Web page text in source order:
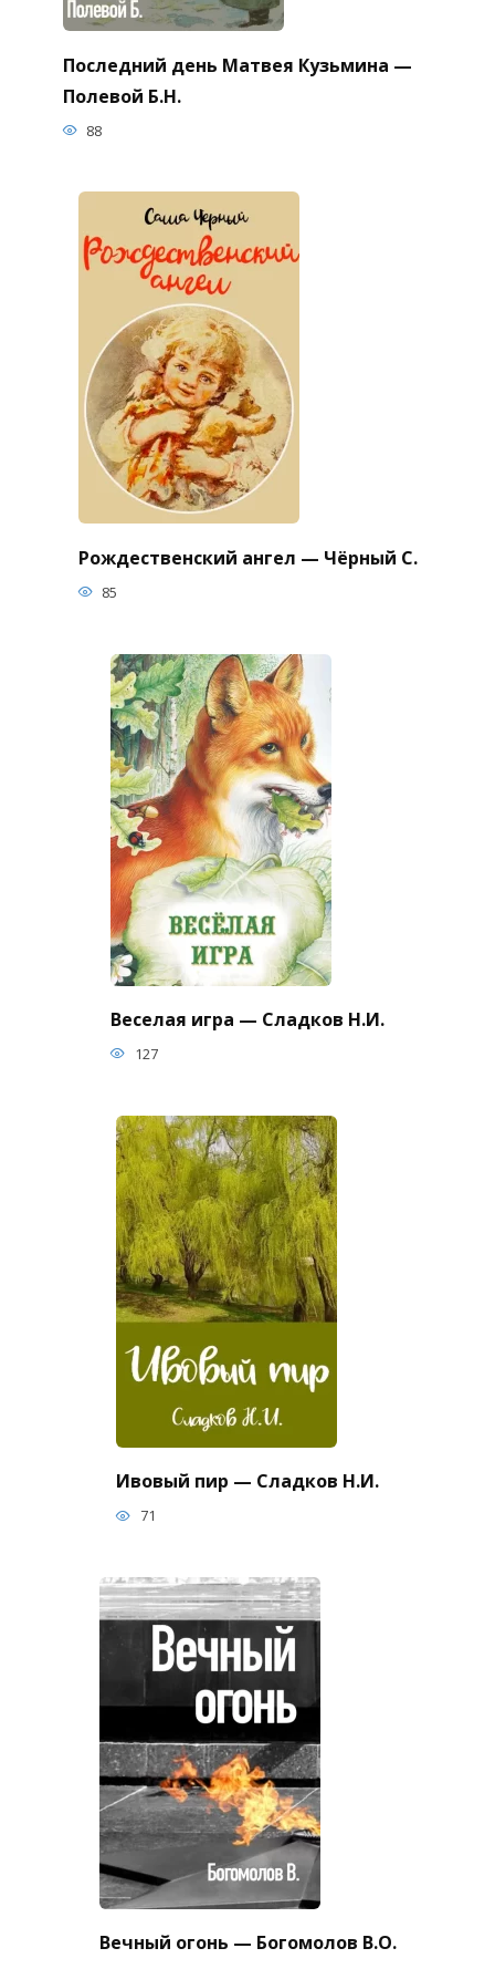
Последний день Матвея Кузьмина —
Полевой Б.Н.
88
Рождественский ангел — Чёрный С.
85
Веселая игра — Сладков Н.И.
127
Ивовый пир — Сладков Н.И.
71
Вечный огонь — Богомолов В.О.